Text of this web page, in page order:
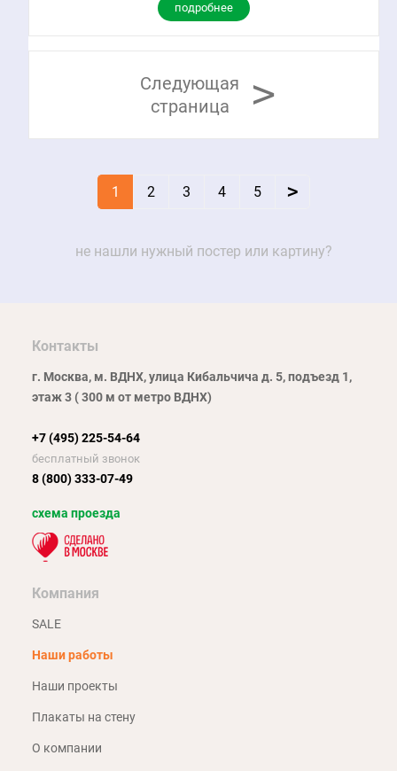
подробнее
Следующая
страница
>
1 2 3 4 5 >
не нашли нужный постер или картину?
Контакты
г. Москва, м. ВДНХ, улица Кибальчича д. 5, подъезд 1,
этаж 3 ( 300 м от метро ВДНХ)
+7 (495) 225-54-64
бесплатный звонок
8 (800) 333-07-49
схема проезда
Компания
SALE
Наши работы
Наши проекты
Плакаты на стену
О компании